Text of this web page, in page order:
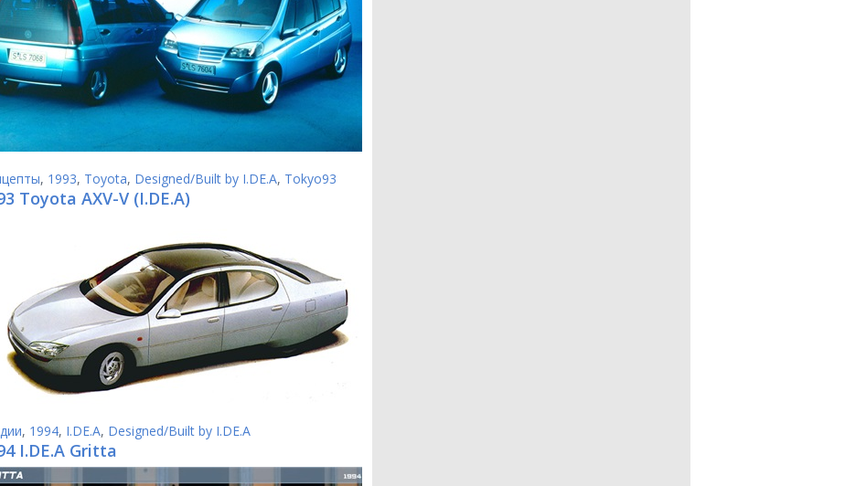
, 1993, Toyota, Designed/Built by I.DE.A, Tokyo93
Toyota AXV-V (I.DE.A)
, 1994, I.DE.A, Designed/Built by I.DE.A
I.DE.A Gritta